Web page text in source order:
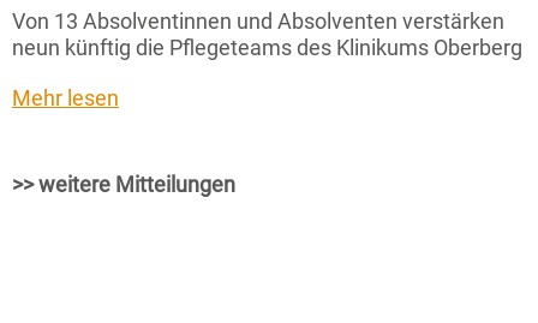
Von 13 Absolventinnen und Absolventen verstärken
neun künftig die Pflegeteams des Klinikums Oberberg
Mehr lesen
>> weitere Mitteilungen